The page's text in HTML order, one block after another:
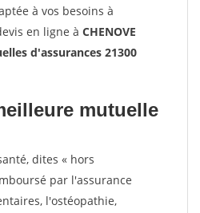
à vos besoins à
en ligne à CHENOVE
d'assurances 21300
mutuelle
dites « hors
par l'assurance
l'ostéopathie,